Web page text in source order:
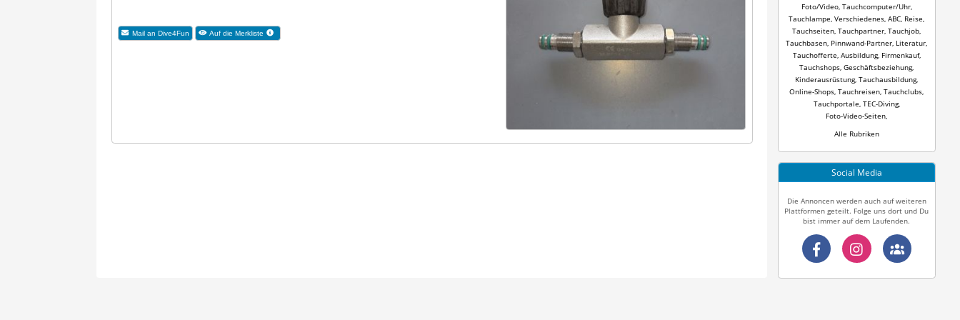
Mail an Dive4Fun Auf die Merkliste
Foto/Video, Tauchcomputer/Uhr,
Tauchlampe Verschiedenes ABC Reise
Tauchseiten Tauchpartner Tauchjob
Tauchbasen Pinnwand-Partner Literatur
Tauchofferte Ausbildung, Firmenkauf,
Tauchshops Geschäftsbeziehung,
Kinderausrüstung, Tauchausbildung,
Online-Shops Tauchreisen Tauchclubs
Tauchportale TEC-Diving,
Foto-Video-Seiten
Alle Rubriken
Social Media
Die Annoncen werden auch auf weiteren
Plattformen geteilt. Folge uns dort und Du
bist immer auf dem Laufenden.